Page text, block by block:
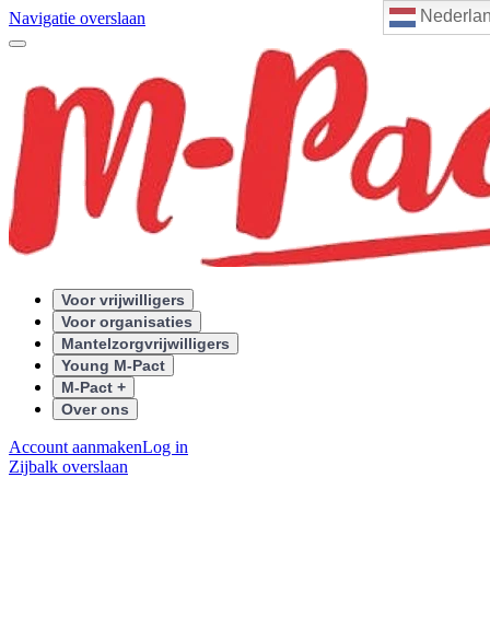
Navigatie overslaan
Voor vrijwilligers
Voor organisaties
Mantelzorgvrijwilligers
Young M-Pact
M-Pact +
Over ons
Account aanmakenLog in
Zijbalk overslaan